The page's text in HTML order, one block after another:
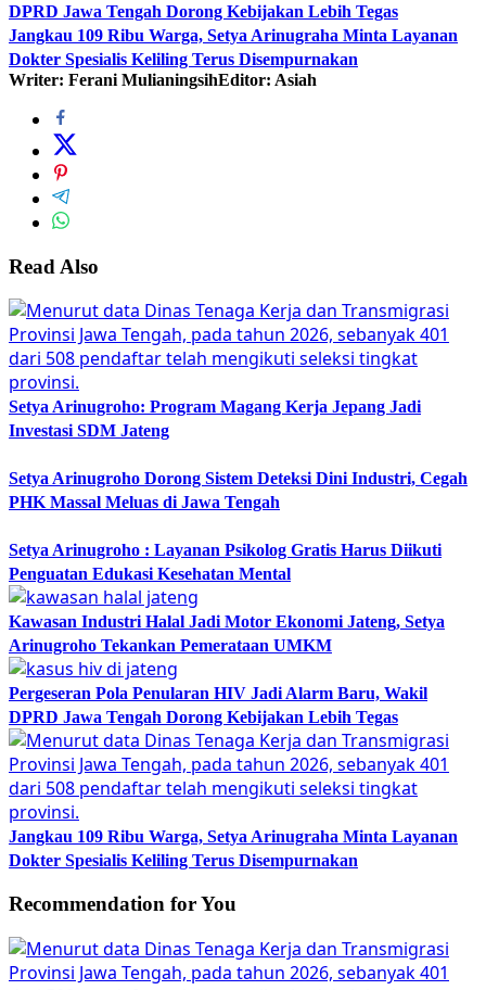
DPRD Jawa Tengah Dorong Kebijakan Lebih Tegas
Jangkau 109 Ribu Warga, Setya Arinugraha Minta Layanan
Dokter Spesialis Keliling Terus Disempurnakan
Writer: Ferani MulianingsihEditor: Asiah
Read Also
Setya Arinugroho: Program Magang Kerja Jepang Jadi
Investasi SDM Jateng
Setya Arinugroho Dorong Sistem Deteksi Dini Industri, Cegah
PHK Massal Meluas di Jawa Tengah
Setya Arinugroho : Layanan Psikolog Gratis Harus Diikuti
Penguatan Edukasi Kesehatan Mental
Kawasan Industri Halal Jadi Motor Ekonomi Jateng, Setya
Arinugroho Tekankan Pemerataan UMKM
Pergeseran Pola Penularan HIV Jadi Alarm Baru, Wakil
DPRD Jawa Tengah Dorong Kebijakan Lebih Tegas
Jangkau 109 Ribu Warga, Setya Arinugraha Minta Layanan
Dokter Spesialis Keliling Terus Disempurnakan
Recommendation for You